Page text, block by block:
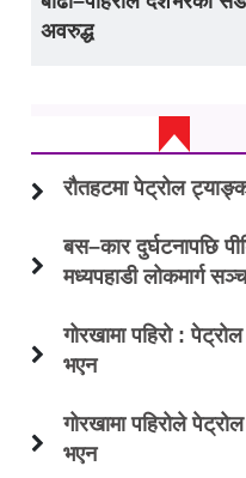
अवरुद्ध
रौतहटमा पेट्रोल
बस–कार दुर्घटनापछि
मध्यपहाडी लोकमार्ग
गोरखामा पहिरो :
भएन
गोरखामा पहिरोले
भएन